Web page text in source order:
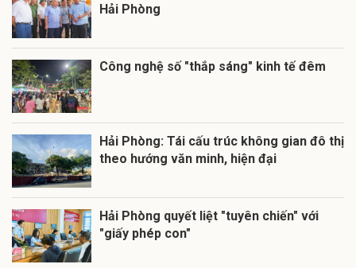
Hải Phòng
Công nghệ số "thắp sáng" kinh tế đêm
Hải Phòng: Tái cấu trúc không gian đô thị
theo hướng văn minh, hiện đại
Hải Phòng quyết liệt "tuyên chiến" với
"giấy phép con"